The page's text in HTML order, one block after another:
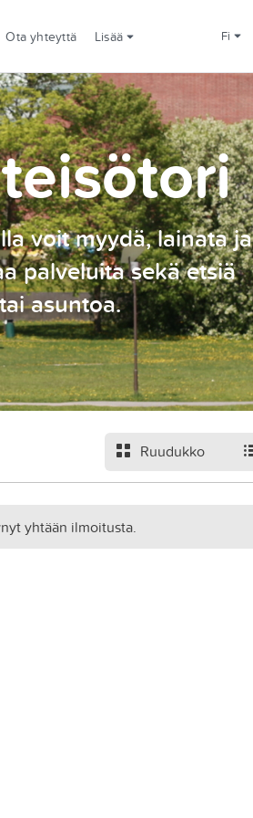
Ota yhteyttä Lisää fi
voit myydä, lainata ja
palveluita sekä etsiä
asuntoa.
Ruudukko
yhtään ilmoitusta.